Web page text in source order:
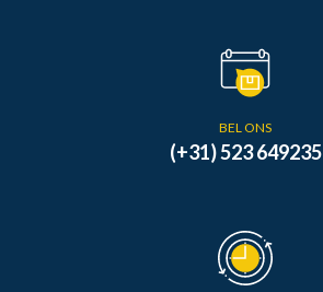
BEL ONS
(+31) 523 649235